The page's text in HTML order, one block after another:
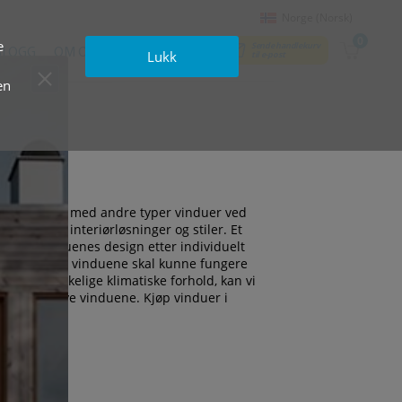
Lukk
KONTAKTER
med andre typer vinduer ved
interiørløsninger og stiler. Et
vinduenes design etter individuelt
For at vinduene skal kunne fungere
vanskelige klimatiske forhold, kan vi
eller selve vinduene. Kjøp vinduer i